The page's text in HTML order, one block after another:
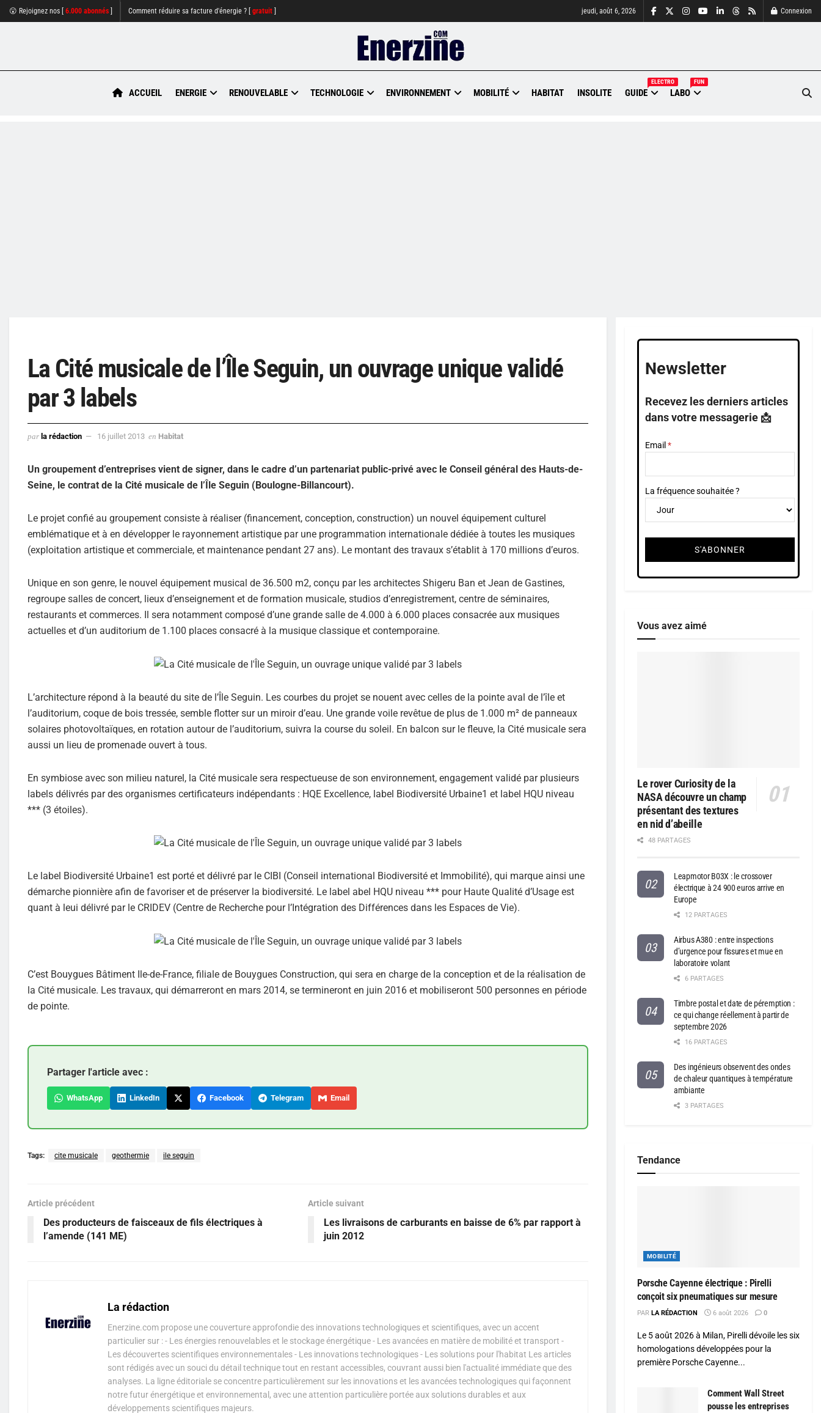
😮 Rejoignez nos [ 6.000 abonnés Comment réduire sa facture d'énergie ? [ gratuit jeudi, août 6, 2026 Connexion
ACCUEIL ENERGIE RENOUVELABLE TECHNOLOGIE ENVIRONNEMENT MOBILITÉ HABITAT INSOLITE GUIDE
ELECTRO
LABO
FUN
La Cité musicale de l’Île Seguin, un ouvrage unique validé
par 3 labels
par la rédaction 16 juillet 2013 en Habitat
Un groupement d’entreprises vient de signer, dans le cadre d’un partenariat public-privé avec le Conseil général des Hauts-de-
Seine, le contrat de la Cité musicale de l’Île Seguin (Boulogne-Billancourt).
Le projet confié au groupement consiste à réaliser (financement, conception, construction) un nouvel équipement culturel
emblématique et à en développer le rayonnement artistique par une programmation internationale dédiée à toutes les musiques
(exploitation artistique et commerciale, et maintenance pendant 27 ans). Le montant des travaux s’établit à 170 millions d’euros.
Unique en son genre, le nouvel équipement musical de 36.500 m2, conçu par les architectes Shigeru Ban et Jean de Gastines,
regroupe salles de concert, lieux d’enseignement et de formation musicale, studios d’enregistrement, centre de séminaires,
restaurants et commerces. Il sera notamment composé d’une grande salle de 4.000 à 6.000 places consacrée aux musiques
actuelles et d’un auditorium de 1.100 places consacré à la musique classique et contemporaine.
L’architecture répond à la beauté du site de l’Île Seguin. Les courbes du projet se nouent avec celles de la pointe aval de l’île et
l’auditorium, coque de bois tressée, semble flotter sur un miroir d’eau. Une grande voile revêtue de plus de 1.000 m² de panneaux
solaires photovoltaïques, en rotation autour de l’auditorium, suivra la course du soleil. En balcon sur le fleuve, la Cité musicale sera
aussi un lieu de promenade ouvert à tous.
En symbiose avec son milieu naturel, la Cité musicale sera respectueuse de son environnement, engagement validé par plusieurs
labels délivrés par des organismes certificateurs indépendants : HQE Excellence, label Biodiversité Urbaine1 et label HQU niveau
*** (3 étoiles).
Le label Biodiversité Urbaine1 est porté et délivré par le CIBI (Conseil international Biodiversité et Immobilité), qui marque ainsi une
démarche pionnière afin de favoriser et de préserver la biodiversité. Le label abel HQU niveau *** pour Haute Qualité d’Usage est
quant à leui délivré par le CRIDEV (Centre de Recherche pour l’Intégration des Différences dans les Espaces de Vie).
C’est Bouygues Bâtiment Ile-de-France, filiale de Bouygues Construction, qui sera en charge de la conception et de la réalisation de
la Cité musicale. Les travaux, qui démarreront en mars 2014, se termineront en juin 2016 et mobiliseront 500 personnes en période
de pointe.
Partager l'article avec :
WhatsApp LinkedIn Facebook Telegram Email
Tags: cite musicale geothermie ile seguin
Article précédent
Des producteurs de faisceaux de fils électriques à
l’amende (141 ME)
Article suivant
Les livraisons de carburants en baisse de 6% par rapport à
juin 2012
La rédaction
Enerzine.com propose une couverture approfondie des innovations technologiques et scientifiques, avec un accent
particulier sur : - Les énergies renouvelables et le stockage énergétique - Les avancées en matière de mobilité et transport -
Les découvertes scientifiques environnementales - Les innovations technologiques - Les solutions pour l'habitat Les articles
sont rédigés avec un souci du détail technique tout en restant accessibles, couvrant aussi bien l'actualité immédiate que des
analyses. La ligne éditoriale se concentre particulièrement sur les innovations et les avancées technologiques qui façonnent
notre futur énergétique et environnemental, avec une attention particulière portée aux solutions durables et aux
développements scientifiques majeurs.
Newsletter
Recevez les derniers articles
dans votre messagerie 📩
Email
La fréquence souhaitée ?
Vous avez aimé
Le rover Curiosity de la
NASA découvre un champ
présentant des textures
en nid d’abeille
48 PARTAGES
Leapmotor B03X : le crossover
électrique à 24 900 euros arrive en
Europe
12 PARTAGES
Airbus A380 : entre inspections
d’urgence pour fissures et mue en
laboratoire volant
6 PARTAGES
Timbre postal et date de péremption :
ce qui change réellement à partir de
septembre 2026
16 PARTAGES
Des ingénieurs observent des ondes
de chaleur quantiques à température
ambiante
3 PARTAGES
Tendance
MOBILITÉ
Porsche Cayenne électrique : Pirelli
conçoit six pneumatiques sur mesure
PAR LA RÉDACTION 6 août 2026 0
Le 5 août 2026 à Milan, Pirelli dévoile les six
homologations développées pour la
première Porsche Cayenne...
Comment Wall Street
pousse les entreprises